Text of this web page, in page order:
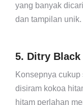
yang banyak
dan tampilan unik.
5. Ditry
Konsepnya
disiram kokoa
hitam perlahan